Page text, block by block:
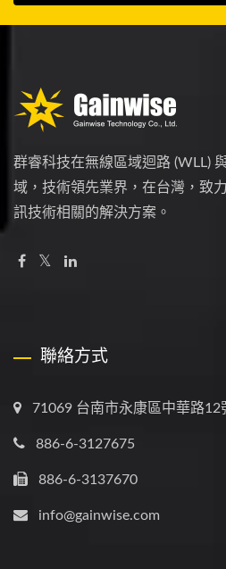
群睿科技在無線區域迴路 (WLL)
域，技術領先業界，在台灣，致
訊技術相關的解決方案。
聯絡方式
71069 台南市永康區中華路12
886-6-3127675
886-6-3137670
info@gainwise.com